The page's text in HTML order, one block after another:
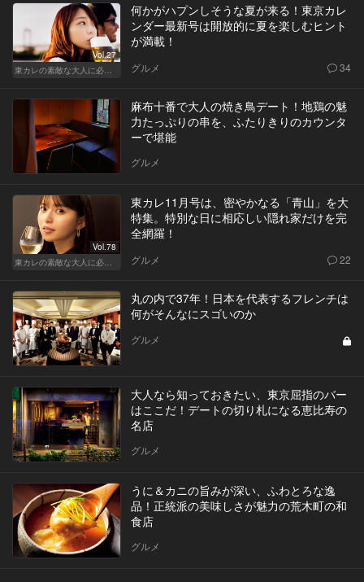
Vol.27
何かがハプンしそうな夏が来る！東京カレ
ンダー最新号は開放的に夏を楽しむヒント
が満載！
グルメ 34
麻布十番で大人の焼き鳥デート！地鶏の魅
力たっぷりの串を、ふたりきりのカウンタ
ーで堪能
グルメ
Vol.78
東カレ11月号は、密やかなる「青山」を大
特集。特別な日に相応しい隠れ家だけを完
全網羅！
グルメ 22
丸の内で37年！日本を代表するフレンチは
何がそんなにスゴいのか
グルメ
大人なら知っておきたい、東京屈指のバー
はここだ！デートの切り札になる恵比寿の
名店
グルメ
うに＆カニの旨みが深い、ふわとろな逸
品！正統派の美味しさが魅力の荒木町の和
食店
グルメ